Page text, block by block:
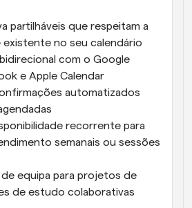
partilháveis que respeitam a
existente no seu calendário
com o Google
e Apple Calendar
automatizados
recorrente para
semanais ou sessões
equipa para projetos de
de estudo colaborativas